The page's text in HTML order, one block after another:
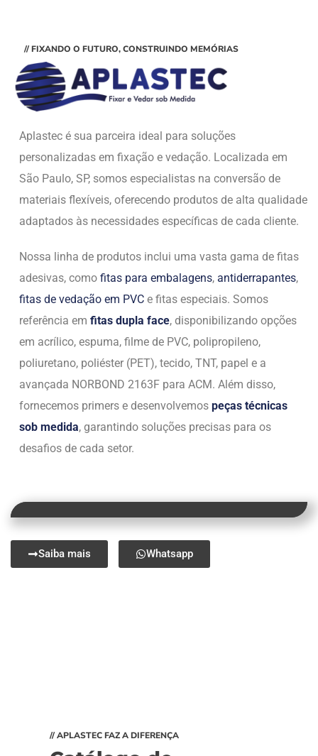
// FIXANDO O FUTURO, CONSTRUINDO MEMÓRIAS
Aplastec é sua parceira ideal para soluções
personalizadas em fixação e vedação. Localizada em
São Paulo, SP, somos especialistas na conversão de
materiais flexíveis, oferecendo produtos de alta qualidade
adaptados às necessidades específicas de cada cliente.
Nossa linha de produtos inclui uma vasta gama de fitas
adesivas, como fitas para embalagens, antiderrapantes,
fitas de vedação em PVC e fitas especiais. Somos
referência em fitas dupla face, disponibilizando opções
em acrílico, espuma, filme de PVC, polipropileno,
poliuretano, poliéster (PET), tecido, TNT, papel e a
avançada NORBOND 2163F para ACM. Além disso,
fornecemos primers e desenvolvemos peças técnicas
sob medida, garantindo soluções precisas para os
desafios de cada setor.
Saiba mais Whatsapp
// APLASTEC FAZ A DIFERENÇA